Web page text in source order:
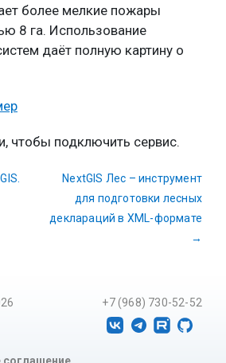
более мелкие пожары
8 га. Использование
даёт полную картину о
чтобы подключить сервис.
NextGIS Лес – инструмент
для подготовки лесных
деклараций в XML-формате
→
+7 (968) 730-52-52